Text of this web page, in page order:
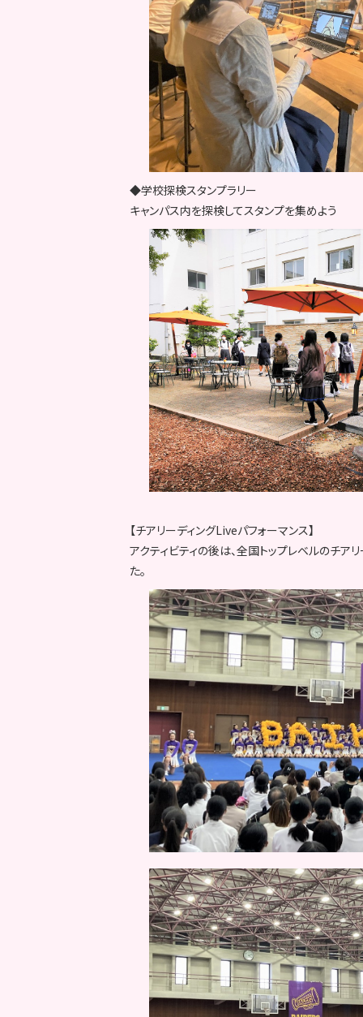
◆学校探検スタンプラリー
キャンパス内を探検してスタンプを集めよう
【チアリーディングLiveパフォーマンス】
アクティビティの後は、全国トップレベルのチ
た。